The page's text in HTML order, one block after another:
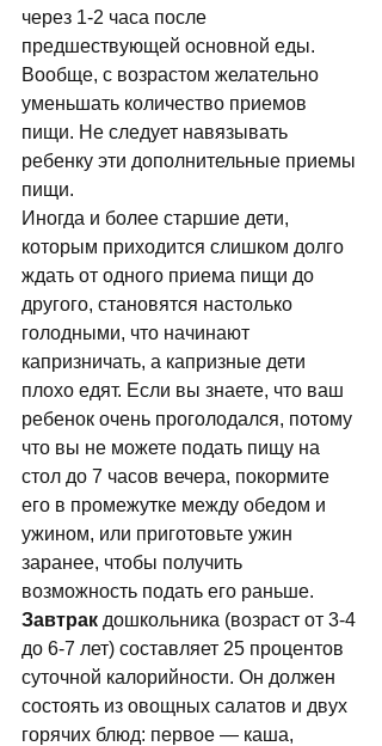
через 1-2 часа после
предшествующей основной еды.
Вообще, с возрастом желательно
уменьшать количество приемов
пищи. Не следует навязывать
ребенку эти дополнительные приемы
пищи.
Иногда и более старшие дети,
которым приходится слишком долго
ждать от одного приема пищи до
другого, становятся настолько
голодными, что начинают
капризничать, а капризные дети
плохо едят. Если вы знаете, что ваш
ребенок очень проголодался, потому
что вы не можете подать пищу на
стол до 7 часов вечера, покормите
его в промежутке между обедом и
ужином, или приготовьте ужин
заранее, чтобы получить
возможность подать его раньше.
Завтрак дошкольника (возраст от 3-4
до 6-7 лет) составляет 25 процентов
суточной калорийности. Он должен
состоять из овощных салатов и двух
горячих блюд: первое — каша,